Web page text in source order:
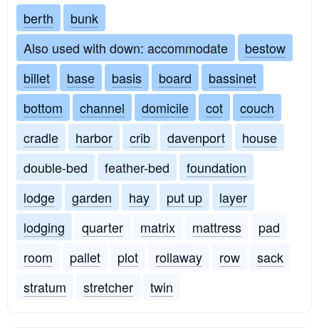
berth
bunk
Also used with down: accommodate
bestow
billet
base basis board
bassinet
bottom
channel domicile cot
couch
cradle
harbor crib davenport
house
double-bed
feather-bed
foundation
lodge
garden hay put up
layer
lodging
quarter matrix mattress
pad
room
pallet plot rollaway row
sack
stratum
stretcher twin